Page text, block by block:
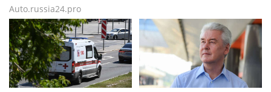
Auto.russia24.pro